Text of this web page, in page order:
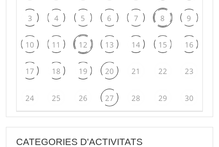
3 4 5 6 7 8 9
10 11 12 13 14 15 16
17 18 19 20 21 22 23
24 25 26 27 28 29 30
CATEGORIES D'ACTIVITATS